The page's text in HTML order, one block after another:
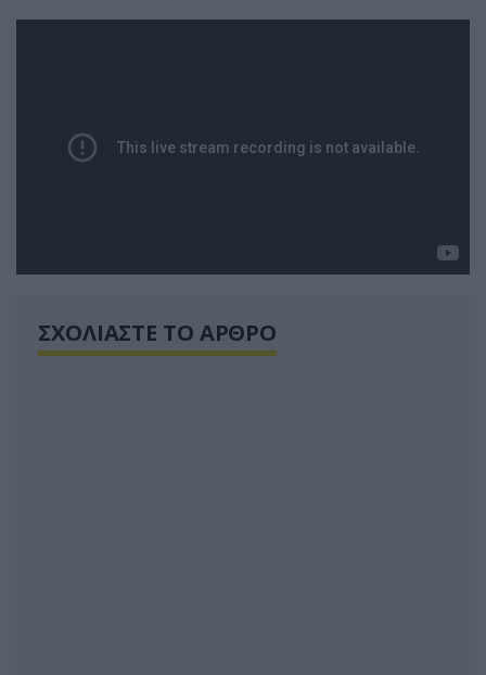
ΣΧΟΛΙΑΣΤΕ ΤΟ ΑΡΘΡΟ